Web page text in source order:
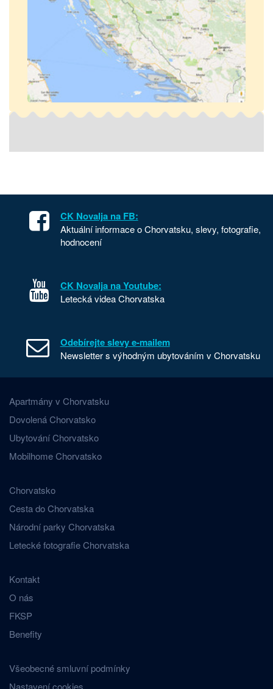
CK Novalja na FB:
Aktuální informace o Chorvatsku, slevy, fotografie,
hodnocení
CK Novalja na Youtube:
Letecká videa Chorvatska
Odebírejte slevy e-mailem
Newsletter s výhodným ubytováním v Chorvatsku
Apartmány v Chorvatsku
Dovolená Chorvatsko
Ubytování Chorvatsko
Mobilhome Chorvatsko
Chorvatsko
Cesta do Chorvatska
Národní parky Chorvatska
Letecké fotografie Chorvatska
Kontakt
O nás
FKSP
Benefity
Všeobecné smluvní podmínky
Nastavení cookies